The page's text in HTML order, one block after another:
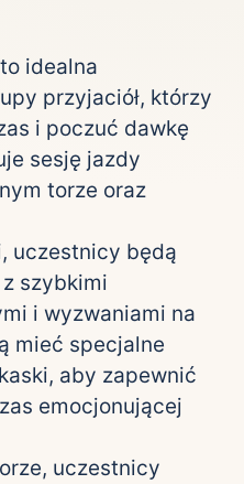
idealna
przyjaciół, którzy
i poczuć dawkę
sesję jazdy
torze oraz
uczestnicy będą
szybkimi
i wyzwaniami na
mieć specjalne
aby zapewnić
emocjonującej
uczestnicy